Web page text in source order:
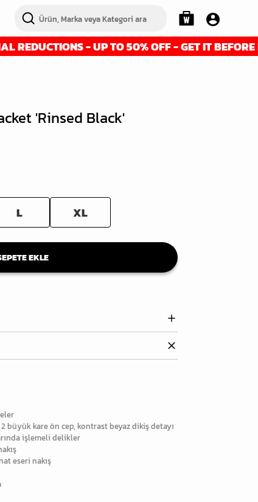
- UP TO 50% OFF - GET IT BEFORE IT'S
'Rinsed Black'
L XL
EKLE
büyük kare ön cep, kontrast beyaz dikiş detayı
işlemeli delikler
eseri nakış